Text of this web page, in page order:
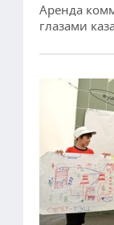
Аренда
глазами